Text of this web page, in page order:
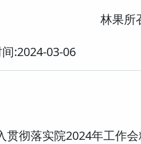
林果所
:2024-03-06
贯彻落实院2024年工作